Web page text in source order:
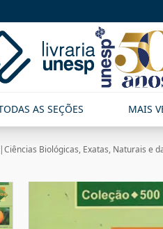
AS SEÇÕES MAIS
|Ciências Biológicas, Exatas, Naturais e